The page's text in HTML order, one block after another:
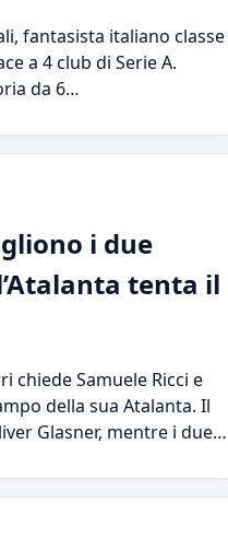
fantasista italiano classe
a 4 club di Serie A.
da 6…
i due
tenta il
chiede Samuele Ricci e
della sua Atalanta. Il
Glasner, mentre i due…